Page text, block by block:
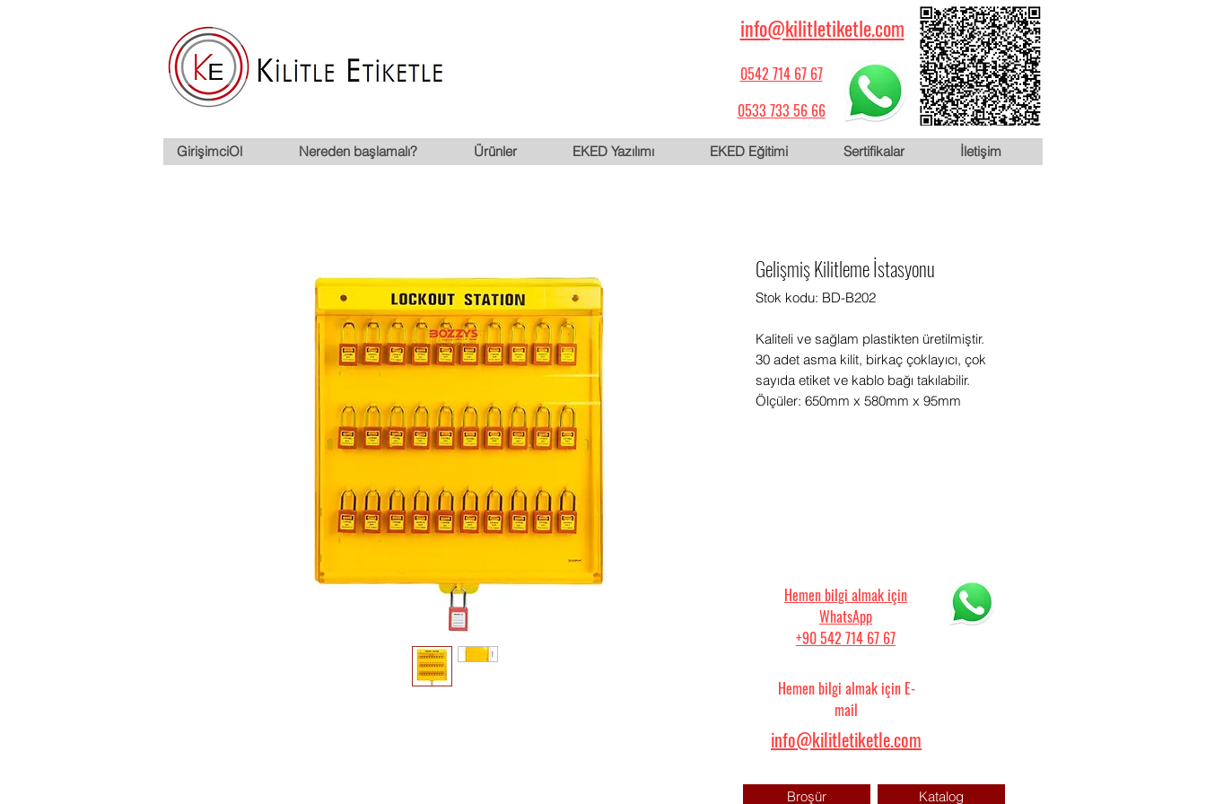
info@kilitletiketle.com
0542 714 67 67
0533 733 56 66
GirişimciOl Nereden başlamalı? Ürünler EKED Yazılımı EKED Eğitimi Sertifikalar İletişim
Gelişmiş Kilitleme İstasyonu
Stok kodu: BD-B202
Kaliteli ve sağlam plastikten üretilmiştir.
30 adet asma kilit, birkaç çoklayıcı, çok
sayıda etiket ve kablo bağı takılabilir.
Ölçüler: 650mm x 580mm x 95mm
info@kilitletiketle.com
Hemen bilgi almak için
WhatsApp
+90 542 714 67 67
Hemen bilgi almak için E-
mail
Broşür Katalog